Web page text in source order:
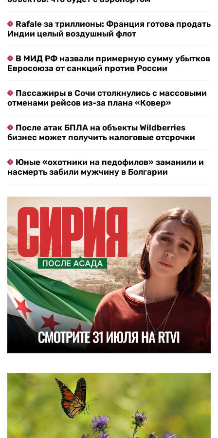
Rafale за триллионы: Франция готова продать
Индии целый воздушный флот
В МИД РФ назвали примерную сумму убытков
Евросоюза от санкций против России
Пассажиры в Сочи столкнулись с массовыми
отменами рейсов из-за плана «Ковер»
После атак БПЛА на объекты Wildberries
бизнес может получить налоговые отсрочки
Юные «охотники на педофилов» заманили и
насмерть забили мужчину в Болгарии